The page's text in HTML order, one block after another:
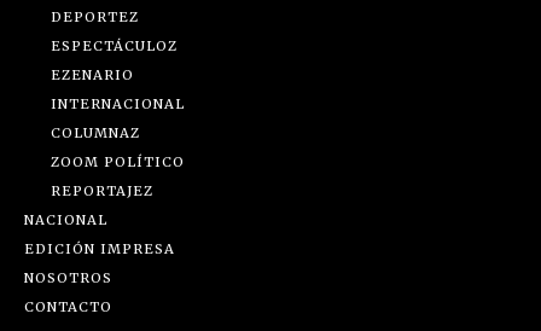
DEPORTEZ
ESPECTÁCULOZ
EZENARIO
INTERNACIONAL
COLUMNAZ
ZOOM POLÍTICO
REPORTAJEZ
NACIONAL
EDICIÓN IMPRESA
NOSOTROS
CONTACTO